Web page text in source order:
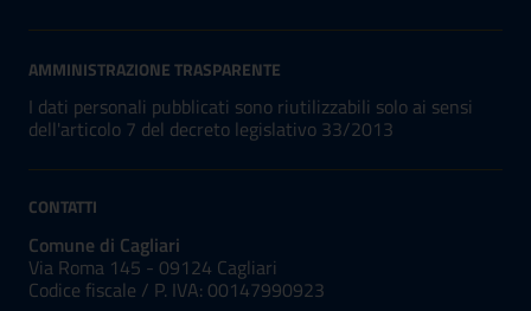
AMMINISTRAZIONE TRASPARENTE
I dati personali pubblicati sono riutilizzabili solo ai sensi
dell'articolo 7 del decreto legislativo 33/2013
CONTATTI
Comune di Cagliari
Via Roma 145 - 09124 Cagliari
Codice fiscale / P. IVA: 00147990923